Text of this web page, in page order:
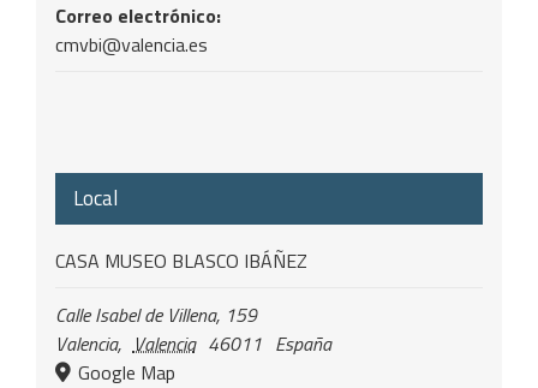
Correo electrónico:
cmvbi@valencia.es
Local
CASA MUSEO BLASCO IBÁÑEZ
Calle Isabel de Villena, 159
Valencia, Valencia 46011 España
Google Map